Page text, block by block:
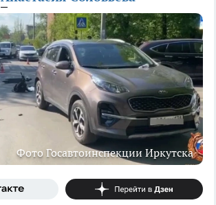
Фото Госавтоинспекции Иркутска